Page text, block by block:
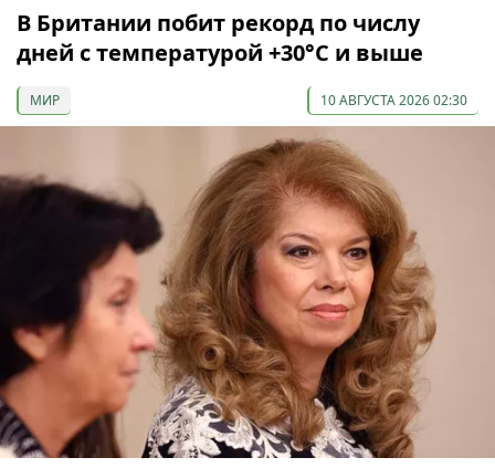
В Британии побит рекорд по числу
дней с температурой +30°C и выше
МИР 10 АВГУСТА 2026 02:30